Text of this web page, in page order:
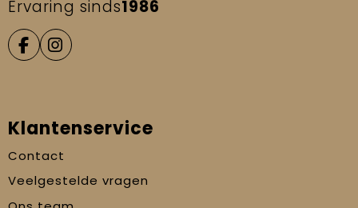
Ervaring sinds1986
Klantenservice
Contact
Veelgestelde vragen